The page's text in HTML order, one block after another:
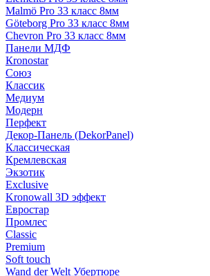
Malmö Pro 33 класс 8мм
Göteborg Pro 33 класс 8мм
Chevron Pro 33 класс 8мм
Панели МДФ
Кronostar
Союз
Классик
Медиум
Модерн
Перфект
Декор-Панель (DekorPanel)
Классическая
Кремлевская
Экзотик
Exclusive
Kronowall 3D эффект
Евростар
Промлес
Classic
Premium
Soft touch
Wand der Welt Убертюре